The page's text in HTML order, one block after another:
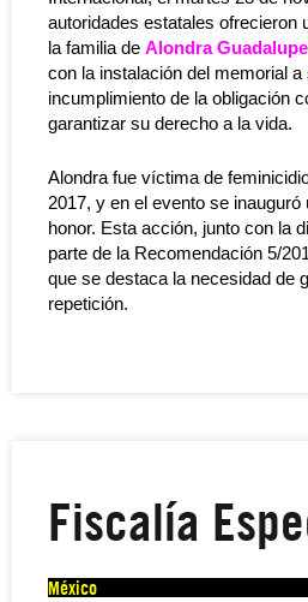
autoridades estatales ofrecieron
la familia de Alondra
con la instalación del memorial
incumplimiento de la obligación
garantizar su derecho a la vida.
Alondra fue víctima de
2017, y en el evento se
honor. Esta acción, junto con la
parte de la Recomendación 5/
que se destaca la necesidad de
repetición.
Fiscalía
México